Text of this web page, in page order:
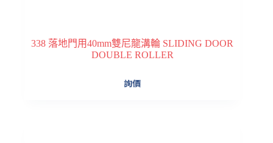
338 落地門用40mm雙尼龍溝輪 SLIDING DOOR
DOUBLE ROLLER
詢價